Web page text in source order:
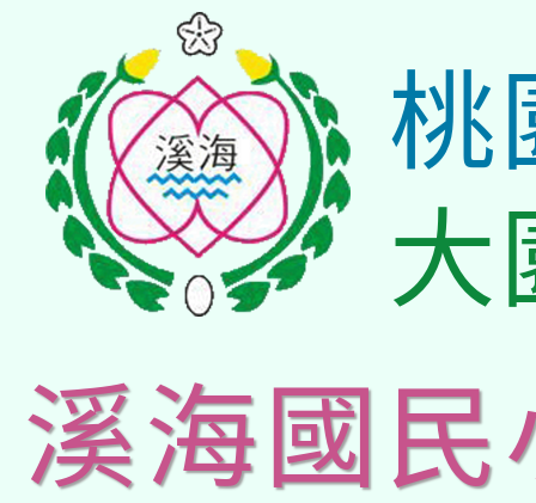
桃
大
溪海國民